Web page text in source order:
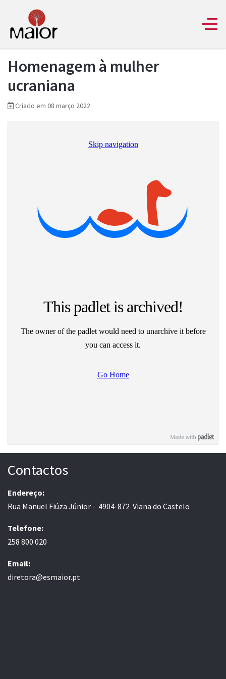
Homenagem à mulher
ucraniana
Criado em 08 março 2022
Contactos
Endereço:
Rua Manuel Fiúza Júnior - 4904-872 Viana do Castelo
Telefone:
258 800 020
Email:
diretora@esmaior.pt